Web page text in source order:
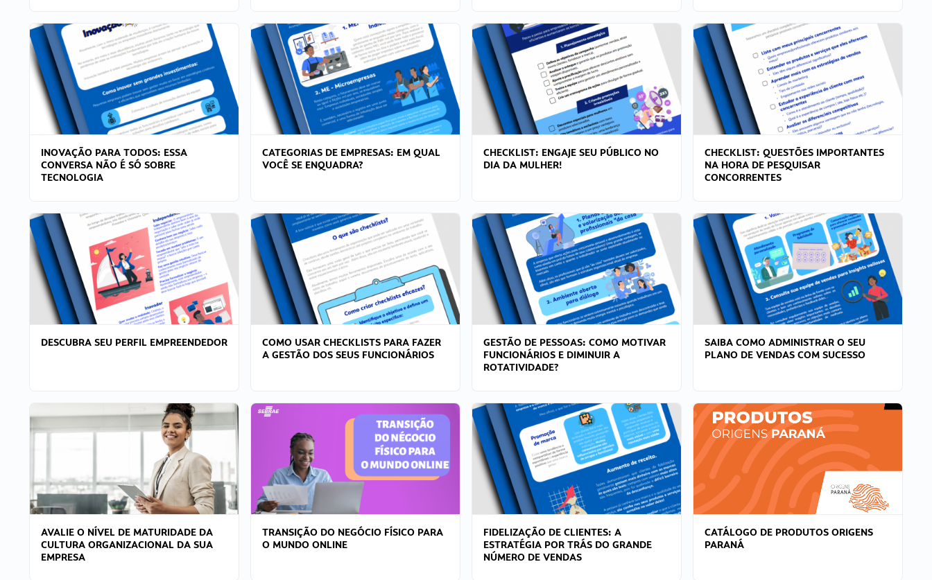
INOVAÇÃO PARA TODOS: ESSA
CONVERSA NÃO É SÓ SOBRE
TECNOLOGIA
CATEGORIAS DE EMPRESAS: EM QUAL
VOCÊ SE ENQUADRA?
CHECKLIST: ENGAJE SEU PÚBLICO NO
DIA DA MULHER!
CHECKLIST: QUESTÕES IMPORTANTES
NA HORA DE PESQUISAR
CONCORRENTES
DESCUBRA SEU PERFIL EMPREENDEDOR
COMO USAR CHECKLISTS PARA FAZER
A GESTÃO DOS SEUS FUNCIONÁRIOS
GESTÃO DE PESSOAS: COMO MOTIVAR
FUNCIONÁRIOS E DIMINUIR A
ROTATIVIDADE?
SAIBA COMO ADMINISTRAR O SEU
PLANO DE VENDAS COM SUCESSO
AVALIE O NÍVEL DE MATURIDADE DA
CULTURA ORGANIZACIONAL DA SUA
EMPRESA
TRANSIÇÃO DO NEGÓCIO FÍSICO PARA
O MUNDO ONLINE
FIDELIZAÇÃO DE CLIENTES: A
ESTRATÉGIA POR TRÁS DO GRANDE
NÚMERO DE VENDAS
CATÁLOGO DE PRODUTOS ORIGENS
PARANÁ